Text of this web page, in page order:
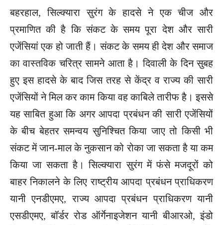
बहरहाल, सिल्क्यारा सुरंग के हादसे ने एक चीज और
प्रमाणित की है कि संकट के समय पूरा देश और सारी
एजेंसियां एक हो जाती हैं। संकट के समय ही देश और समाज
का वास्तविक चरित्र सामने आता है। दिवाली के दिन सुबह
हुए इस हादसे के बाद जिस तरह से केंद्र व राज्य की सारी
एजेंसियों ने मिल कर काम किया वह काबिले तारीफ है। इससे
यह साबित हुआ कि अगर आपदा प्रबंधन की सारी एजेंसियों
के बीच बेहतर समन्वय सुनिश्चित किया जाए तो किसी भी
संकट में जान-माल के नुकसान को रोका जा सकता है या कम
किया जा सकता है। सिल्क्यारा सुरंग में फंसे मजदूरों को
बाहर निकालने के लिए राष्ट्रीय आपदा प्रबंधन प्राधिकरण
यानी एनडीएमए, राज्य आपदा प्रबंधन प्राधिकरण यानी
एसडीएमए, बॉर्डर रोड ऑर्गेनाइजेशन यानी बीआरओ, इंडो